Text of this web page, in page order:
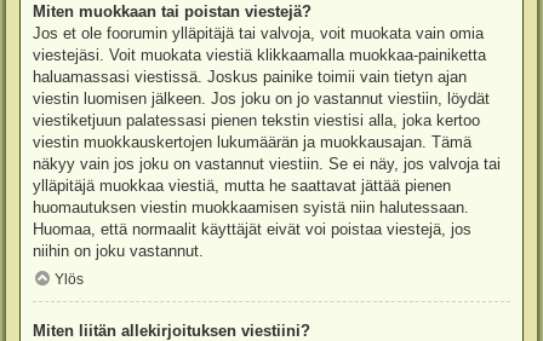
Miten muokkaan tai poistan viestejä?
Jos et ole foorumin ylläpitäjä tai valvoja, voit muokata vain omia
viestejäsi. Voit muokata viestiä klikkaamalla muokkaa-painiketta
haluamassasi viestissä. Joskus painike toimii vain tietyn ajan
viestin luomisen jälkeen. Jos joku on jo vastannut viestiin, löydät
viestiketjuun palatessasi pienen tekstin viestisi alla, joka kertoo
viestin muokkauskertojen lukumäärän ja muokkausajan. Tämä
näkyy vain jos joku on vastannut viestiin. Se ei näy, jos valvoja tai
ylläpitäjä muokkaa viestiä, mutta he saattavat jättää pienen
huomautuksen viestin muokkaamisen syistä niin halutessaan.
Huomaa, että normaalit käyttäjät eivät voi poistaa viestejä, jos
niihin on joku vastannut.
Ylös
Miten liitän allekirjoituksen viestiini?